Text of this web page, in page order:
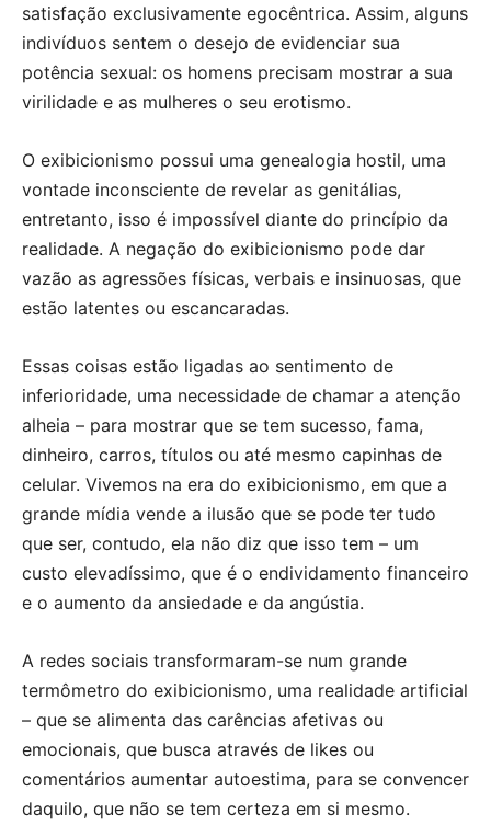
satisfação exclusivamente egocêntrica. Assim, alguns
indivíduos sentem o desejo de evidenciar sua
potência sexual: os homens precisam mostrar a sua
virilidade e as mulheres o seu erotismo.
O exibicionismo possui uma genealogia hostil, uma
vontade inconsciente de revelar as genitálias,
entretanto, isso é impossível diante do princípio da
realidade. A negação do exibicionismo pode dar
vazão as agressões físicas, verbais e insinuosas, que
estão latentes ou escancaradas.
Essas coisas estão ligadas ao sentimento de
inferioridade, uma necessidade de chamar a atenção
alheia – para mostrar que se tem sucesso, fama,
dinheiro, carros, títulos ou até mesmo capinhas de
celular. Vivemos na era do exibicionismo, em que a
grande mídia vende a ilusão que se pode ter tudo
que ser, contudo, ela não diz que isso tem – um
custo elevadíssimo, que é o endividamento financeiro
e o aumento da ansiedade e da angústia.
A redes sociais transformaram-se num grande
termômetro do exibicionismo, uma realidade artificial
– que se alimenta das carências afetivas ou
emocionais, que busca através de likes ou
comentários aumentar autoestima, para se convencer
daquilo, que não se tem certeza em si mesmo.